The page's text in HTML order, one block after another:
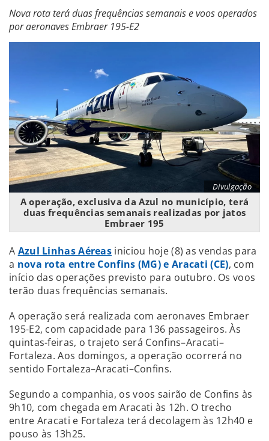
Nova rota terá duas frequências semanais e voos operados
por aeronaves Embraer 195-E2
Divulgação
A operação, exclusiva da Azul no município, terá
duas frequências semanais realizadas por jatos
Embraer 195
A Azul Linhas Aéreas iniciou hoje (8) as vendas para
a nova rota entre Confins (MG) e Aracati (CE), com
início das operações previsto para outubro. Os voos
terão duas frequências semanais.
A operação será realizada com aeronaves Embraer
195-E2, com capacidade para 136 passageiros. Às
quintas-feiras, o trajeto será Confins–Aracati–
Fortaleza. Aos domingos, a operação ocorrerá no
sentido Fortaleza–Aracati–Confins.
Segundo a companhia, os voos sairão de Confins às
9h10, com chegada em Aracati às 12h. O trecho
entre Aracati e Fortaleza terá decolagem às 12h40 e
pouso às 13h25.